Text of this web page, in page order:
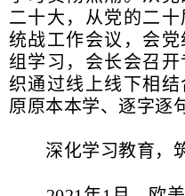
二十大，从党的二
统战工作会议，会
组学习，会长会召
织通过线上线下相
原原本本学、逐字逐
深化学习教育，筑